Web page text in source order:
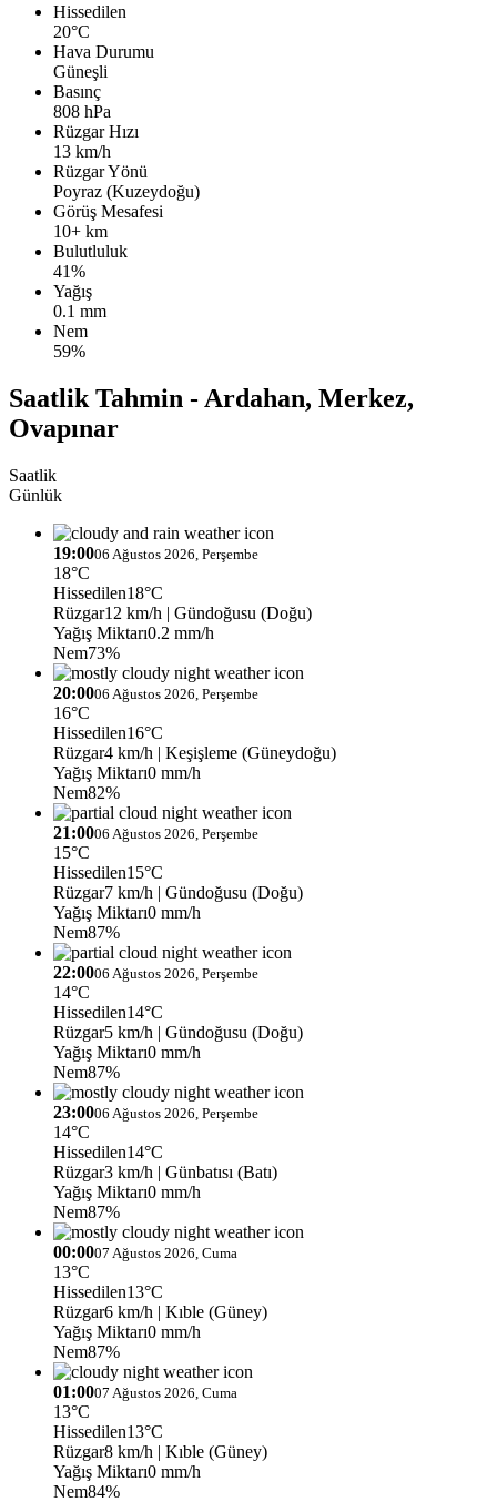
Hissedilen
20°C
Hava Durumu
Güneşli
Basınç
808 hPa
Rüzgar Hızı
13 km/h
Rüzgar Yönü
Poyraz (Kuzeydoğu)
Görüş Mesafesi
10+ km
Bulutluluk
41%
Yağış
0.1 mm
Nem
59%
Saatlik Tahmin - Ardahan, Merkez,
Ovapınar
Saatlik
Günlük
19:0006 Ağustos 2026, Perşembe
18°C
Hissedilen18°C
Rüzgar12 km/h | Gündoğusu (Doğu)
Yağış Miktarı0.2 mm/h
Nem73%
20:0006 Ağustos 2026, Perşembe
16°C
Hissedilen16°C
Rüzgar4 km/h | Keşişleme (Güneydoğu)
Yağış Miktarı0 mm/h
Nem82%
21:0006 Ağustos 2026, Perşembe
15°C
Hissedilen15°C
Rüzgar7 km/h | Gündoğusu (Doğu)
Yağış Miktarı0 mm/h
Nem87%
22:0006 Ağustos 2026, Perşembe
14°C
Hissedilen14°C
Rüzgar5 km/h | Gündoğusu (Doğu)
Yağış Miktarı0 mm/h
Nem87%
23:0006 Ağustos 2026, Perşembe
14°C
Hissedilen14°C
Rüzgar3 km/h | Günbatısı (Batı)
Yağış Miktarı0 mm/h
Nem87%
00:0007 Ağustos 2026, Cuma
13°C
Hissedilen13°C
Rüzgar6 km/h | Kıble (Güney)
Yağış Miktarı0 mm/h
Nem87%
01:0007 Ağustos 2026, Cuma
13°C
Hissedilen13°C
Rüzgar8 km/h | Kıble (Güney)
Yağış Miktarı0 mm/h
Nem84%